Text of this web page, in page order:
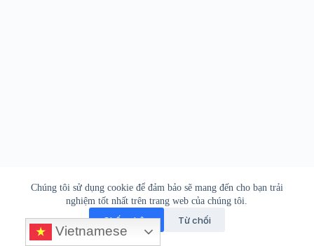
Chúng tôi sử dụng cookie để đảm bảo sẽ mang đến cho bạn trải
nghiệm tốt nhất trên trang web của chúng tôi.
Chấp nhận Từ chối
Lời ngỏ Liên hệ Miễn trừ Ủng hộ
Vietnamese